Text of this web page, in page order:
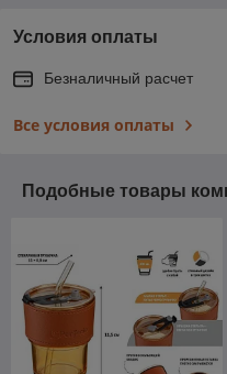
Условия оплаты
Безналичный расчет
Все условия оплаты
Подобные товары